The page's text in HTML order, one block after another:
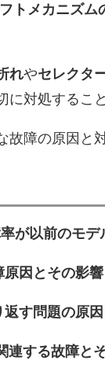
トメカニズ
れやセレクタ
に対処するこ
故障の原因と
が以前のモ
原因とその影響
す問題の原
連する故障と